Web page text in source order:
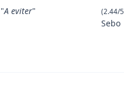
"A eviter" (2.44/
Sebo